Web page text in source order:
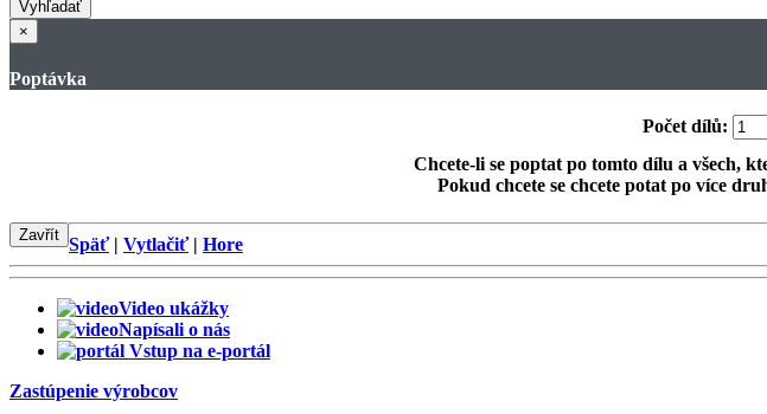
Vyhľadať
×
Poptávka
Počet dílů:
Chcete-li se poptat po tomto dílu a všech,
Pokud chcete se chcete potat po více
Zavřít Späť| Vytlačiť| Hore
Video ukážky
Napísali o nás
Vstup na e-portál
Zastúpenie výrobcov